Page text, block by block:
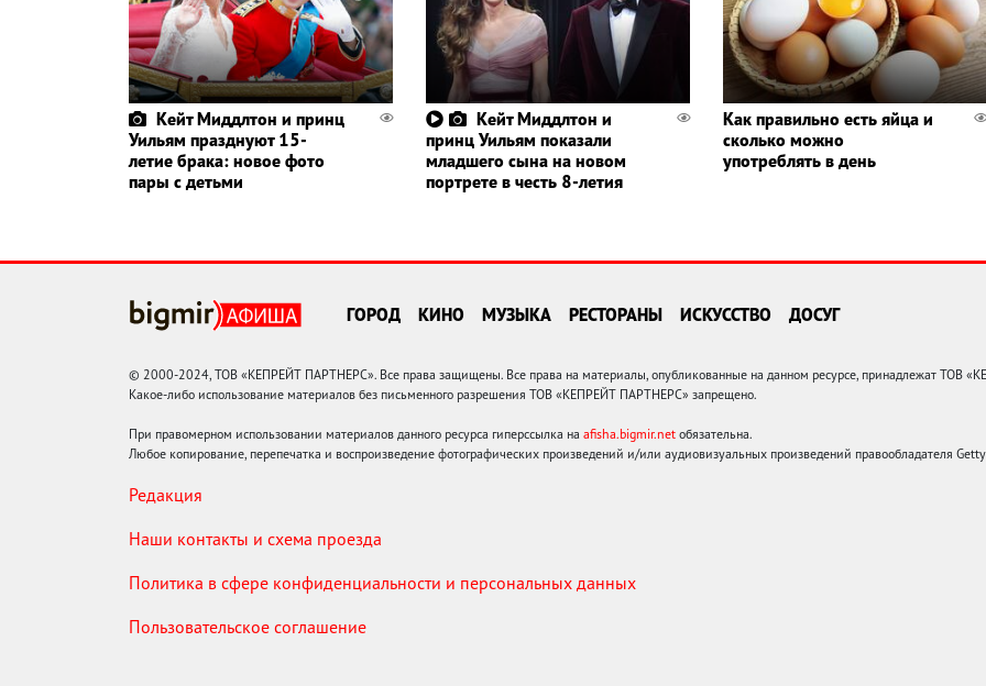
Кейт Миддлтон и принц
Уильям празднуют 15-
летие брака: новое фото
пары с детьми
Кейт Миддлтон и
принц Уильям показали
младшего сына на новом
портрете в честь 8-летия
Как правильно есть яйца и
сколько можно
употреблять в день
ГОРОД КИНО МУЗЫКА РЕСТОРАНЫ ИСКУССТВО ДОСУГ
© 2000-2024, ТОВ «КЕПРЕЙТ ПАРТНЕРС». Все права защищены. Все права на материалы, опубликованные на данном ресурсе, принадлежат ТОВ
Какое-либо использование материалов без письменного разрешения ТОВ «КЕПРЕЙТ ПАРТНЕРС» запрещено.
При правомерном использовании материалов данного ресурса гиперссылка на afisha.bigmir.net обязательна.
Любое копирование, перепечатка и воспроизведение фотографических произведений и/или аудиовизуальных произведений правообладателя
Редакция
Наши контакты и схема проезда
Политика в сфере конфиденциальности и персональных данных
Пользовательское соглашение